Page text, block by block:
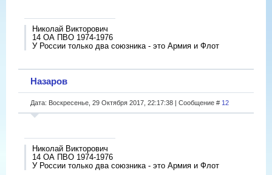
Николай Викторович
14 ОА ПВО 1974-1976
У России только два союзника - это Армия и Флот
Назаров
Дата: Воскресенье, 29 Октября 2017, 22:17:38 | Сообщение # 12
Николай Викторович
14 ОА ПВО 1974-1976
У России только два союзника - это Армия и Флот